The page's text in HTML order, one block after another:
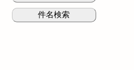
件名検索